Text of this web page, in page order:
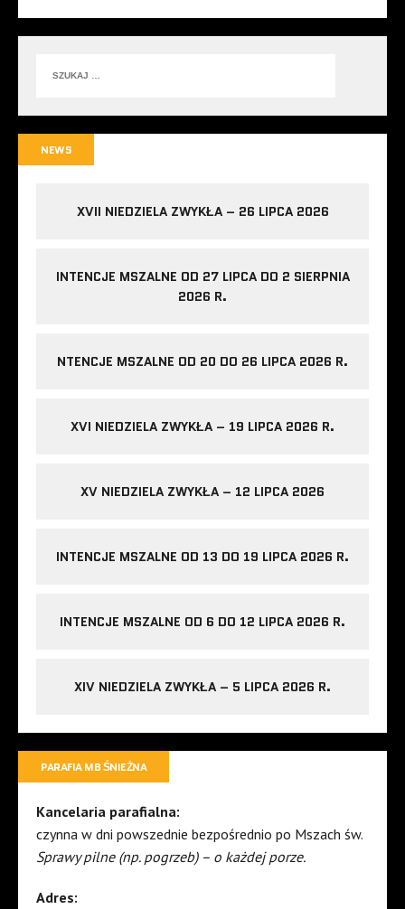
NEWS
XVII NIEDZIELA ZWYKŁA – 26 LIPCA 2026
INTENCJE MSZALNE OD 27 LIPCA DO 2 SIERPNIA
2026 R.
NTENCJE MSZALNE OD 20 DO 26 LIPCA 2026 R.
XVI NIEDZIELA ZWYKŁA – 19 LIPCA 2026 R.
XV NIEDZIELA ZWYKŁA – 12 LIPCA 2026
INTENCJE MSZALNE OD 13 DO 19 LIPCA 2026 R.
INTENCJE MSZALNE OD 6 DO 12 LIPCA 2026 R.
XIV NIEDZIELA ZWYKŁA – 5 LIPCA 2026 R.
PARAFIA MB ŚNIEŻNA
Kancelaria parafialna:
czynna w dni powszednie bezpośrednio po Mszach św.
Sprawy pilne (np. pogrzeb) – o każdej porze.
Adres: